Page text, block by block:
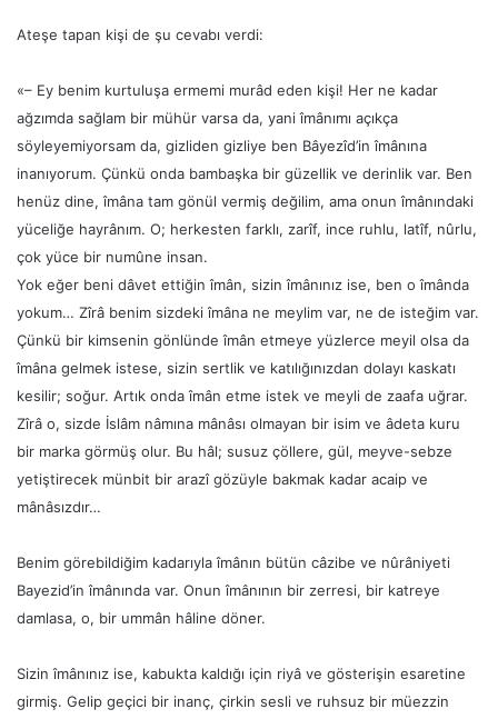
Ateşe tapan kişi de şu cevabı verdi:
«– Ey benim kurtuluşa ermemi murâd eden kişi! Her ne kadar
ağzımda sağlam bir mühür varsa da, yani îmânımı açıkça
söyleyemiyorsam da, gizliden gizliye ben Bâyezîd’in îmânına
inanıyorum. Çünkü onda bambaşka bir güzellik ve derinlik var. Ben
henüz dine, îmâna tam gönül vermiş değilim, ama onun îmânındaki
yüceliğe hayrânım. O; herkesten farklı, zarîf, ince ruhlu, latîf, nûrlu,
çok yüce bir numûne insan.
Yok eğer beni dâvet ettiğin îmân, sizin îmânınız ise, ben o îmânda
yokum… Zîrâ benim sizdeki îmâna ne meylim var, ne de isteğim var.
Çünkü bir kimsenin gönlünde îmân etmeye yüzlerce meyil olsa da
îmâna gelmek is­tese, sizin sertlik ve katılığınızdan dolayı kaskatı
kesilir; soğur. Artık onda îmân etme istek ve meyli de zaafa uğrar.
Zîrâ o, sizde İslâm nâmına mânâsı olmayan bir isim ve âdeta kuru
bir marka görmüş olur. Bu hâl; susuz çöllere, gül, meyve-sebze
yetiştirecek münbit bir arazî gözüyle bakmak kadar acaip ve
mânâsızdır…
Benim görebildiğim kadarıyla îmânın bütün câzibe ve nûrâniyeti
Bayezid’in îmânında var. Onun îmânının bir zerresi, bir katreye
damlasa, o, bir ummân hâline döner.
Sizin îmânınız ise, kabukta kaldığı için riyâ ve gösterişin esaretine
girmiş. Gelip geçici bir inanç, çirkin sesli ve ruhsuz bir müezzin